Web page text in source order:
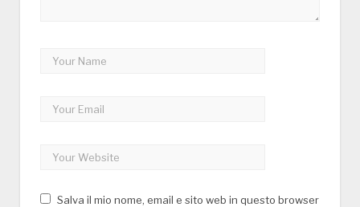
Salva il mio nome, email e sito web in questo browser